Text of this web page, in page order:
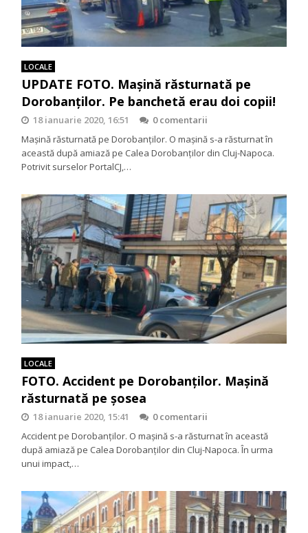
LOCALE
UPDATE FOTO. Maşină răsturnată pe
Dorobanţilor. Pe banchetă erau doi copii!
18 ianuarie 2020, 16:51
0 comentarii
Maşină răsturnată pe Dorobanţilor. O maşină s-a răsturnat în
această după amiază pe Calea Dorobanţilor din Cluj-Napoca.
Potrivit surselor PortalCJ,…
LOCALE
FOTO. Accident pe Dorobanţilor. Maşină
răsturnată pe şosea
18 ianuarie 2020, 15:41
0 comentarii
Accident pe Dorobanţilor. O maşină s-a răsturnat în această
după amiază pe Calea Dorobanţilor din Cluj-Napoca. În urma
unui impact,…